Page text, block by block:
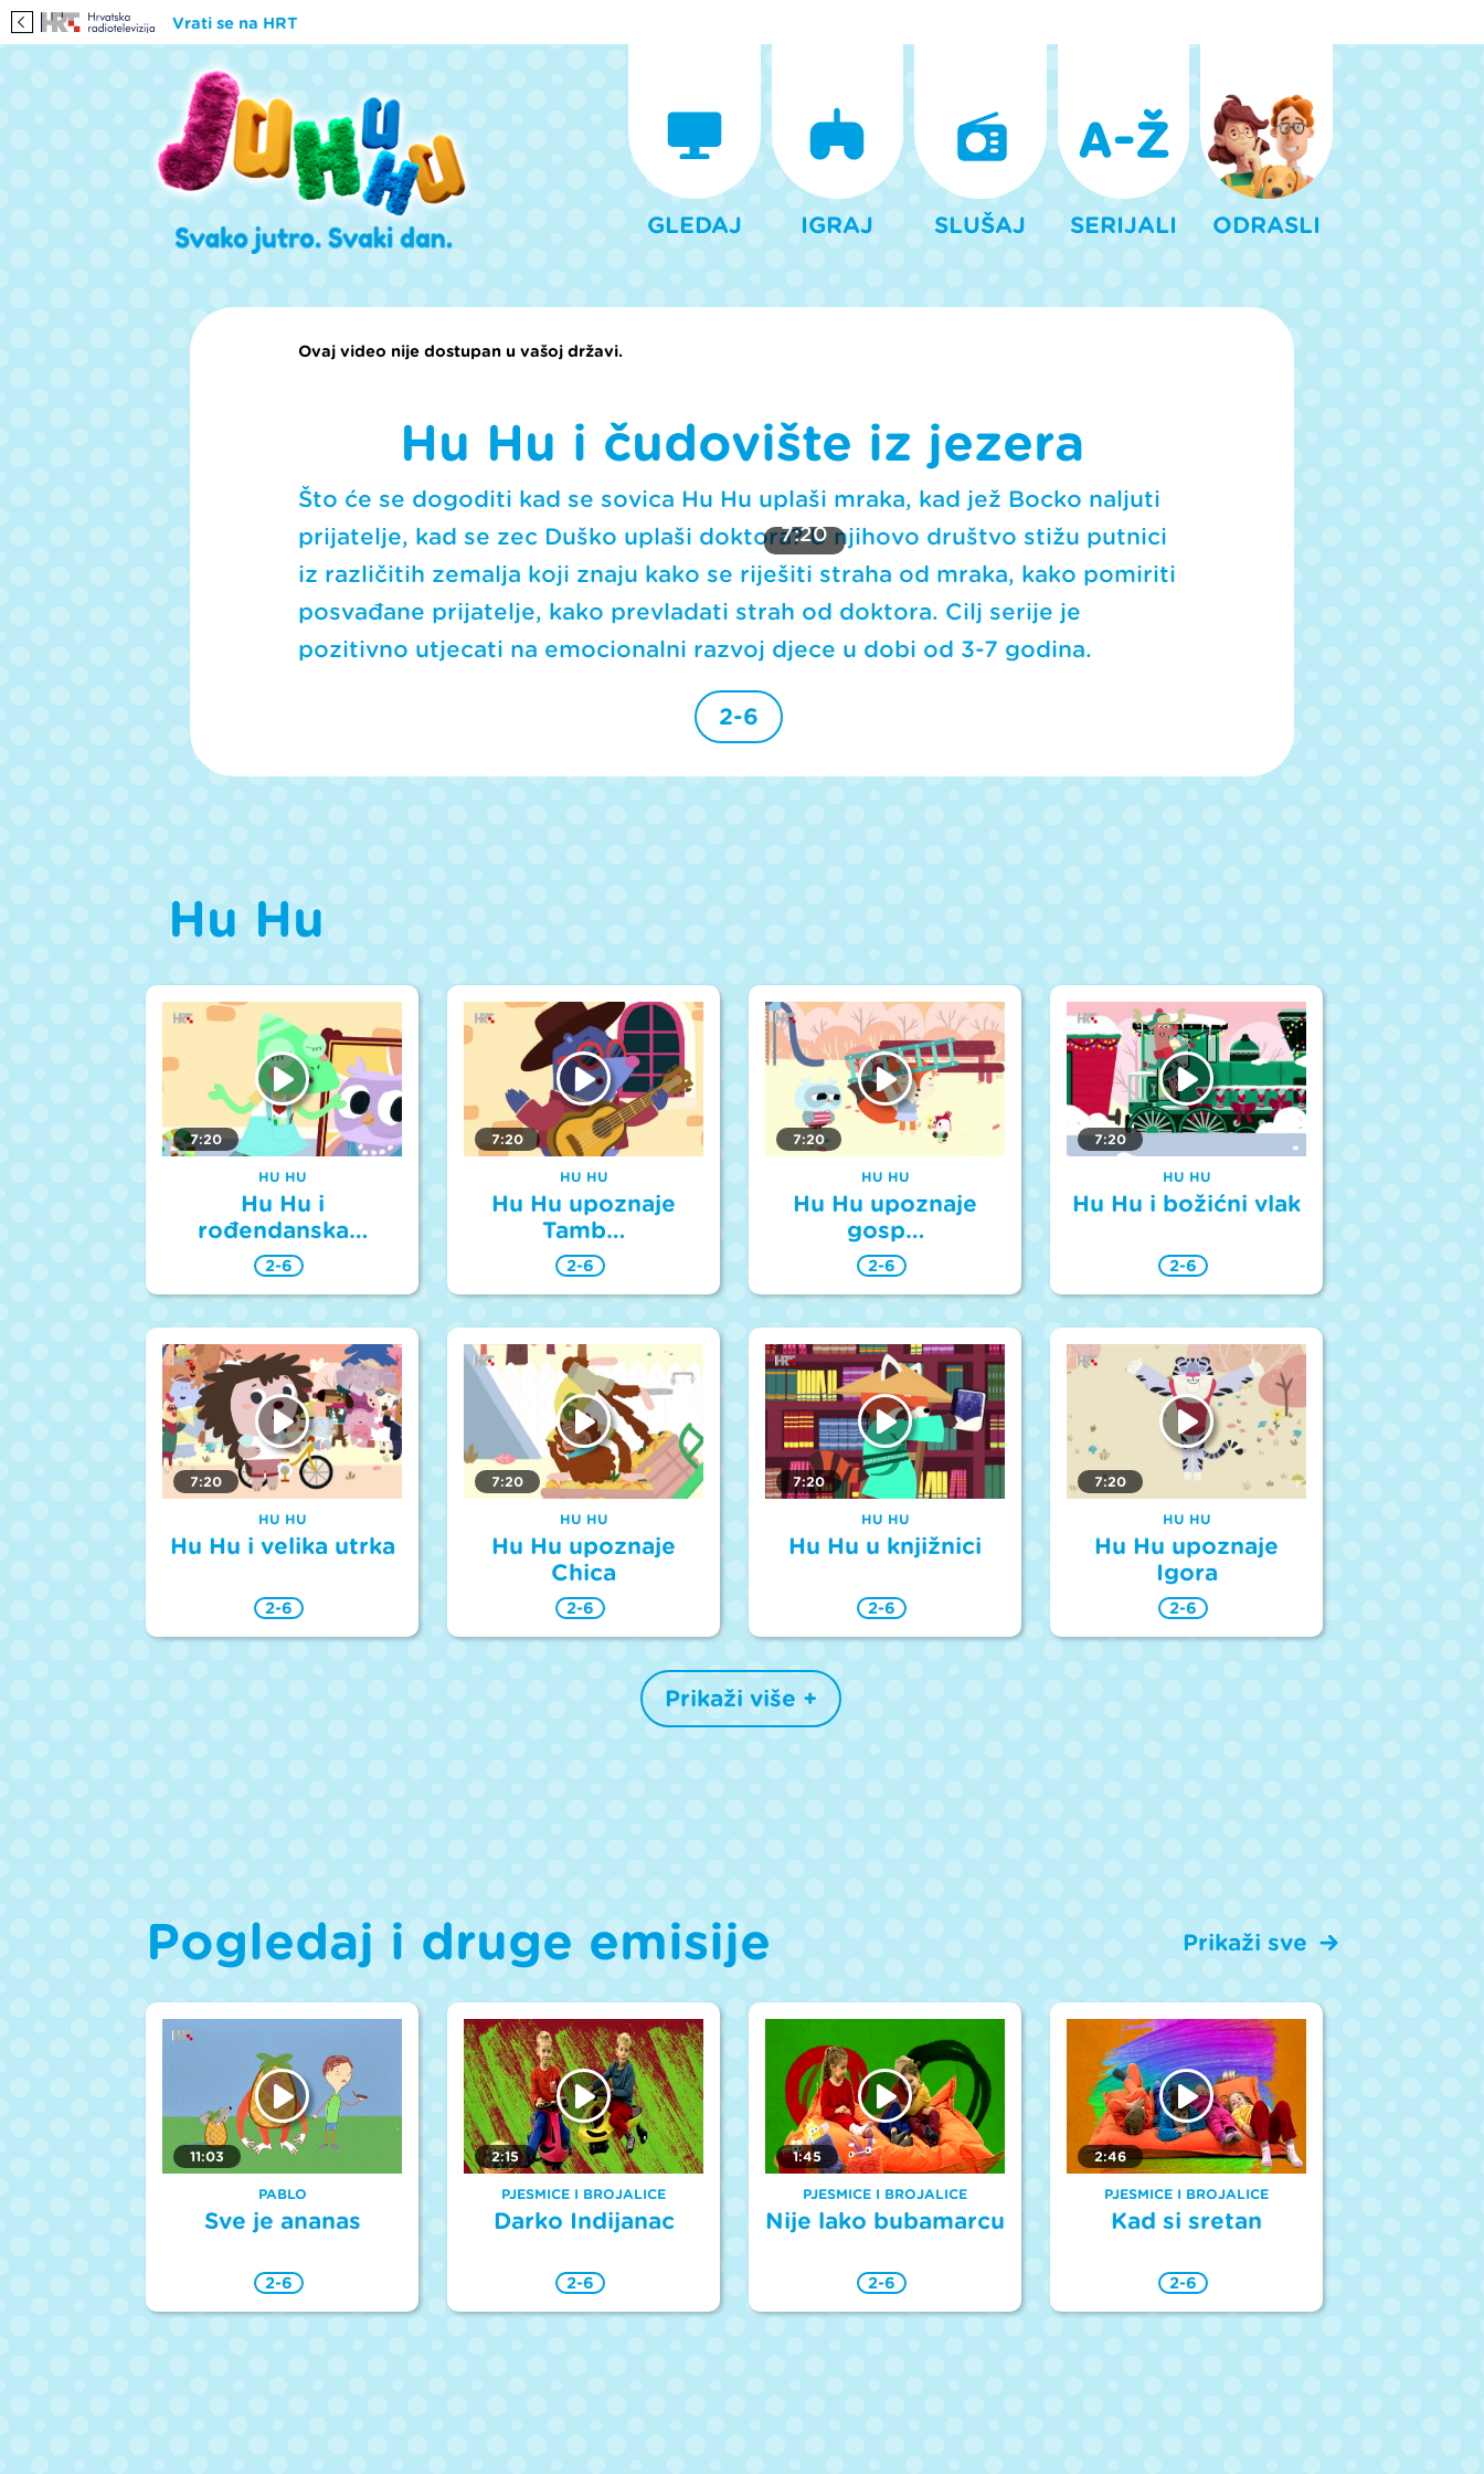
Vrati se na HRT
GLEDAJ IGRAJ SLUŠAJ SERIJALI ODRASLI
Ovaj video nije dostupan u vašoj državi.
7:20
Hu Hu i čudovište iz jezera
Što će se dogoditi kad se sovica Hu Hu uplaši mraka, kad jež Bocko naljuti
prijatelje, kad se zec Duško uplaši doktora? U njihovo društvo stižu putnici
iz različitih zemalja koji znaju kako se riješiti straha od mraka, kako pomiriti
posvađane prijatelje, kako prevladati strah od doktora. Cilj serije je
pozitivno utjecati na emocionalni razvoj djece u dobi od 3-7 godina.
2-6
Hu Hu
7:20
HU HU
Hu Hu i
rođendanska…
2-6
7:20
HU HU
Hu Hu upoznaje
Tamb…
2-6
7:20
HU HU
Hu Hu upoznaje
gosp…
2-6
7:20
HU HU
Hu Hu i božićni vlak
2-6
7:20
HU HU
Hu Hu i velika utrka
2-6
7:20
HU HU
Hu Hu upoznaje
Chica
2-6
7:20
HU HU
Hu Hu u knjižnici
2-6
7:20
HU HU
Hu Hu upoznaje
Igora
2-6
Prikaži više +
Pogledaj i druge emisije Prikaži sve
11:03
PABLO
Sve je ananas
2-6
2:15
PJESMICE I BROJALICE
Darko Indijanac
2-6
1:45
PJESMICE I BROJALICE
Nije lako bubamarcu
2-6
2:46
PJESMICE I BROJALICE
Kad si sretan
2-6